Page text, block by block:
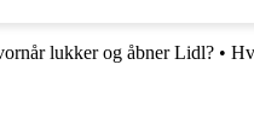
lukker og åbner Lidl? •